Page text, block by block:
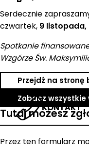
KONTAKT
Serdecznie
czwartek, 9 listopada,
Spotkanie
Wzgórze Św.
Przejdź na stronę
Zobacz wszystkie
Tutaj możesz
Przez ten formularz